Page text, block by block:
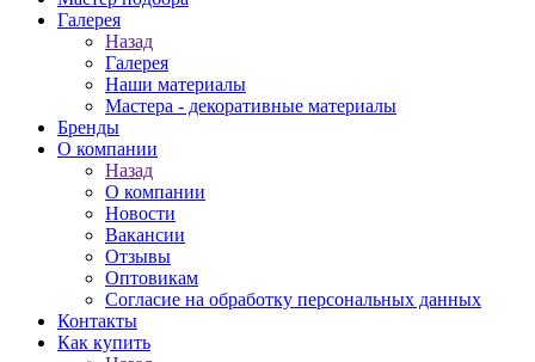
Галерея
Назад
Галерея
Наши материалы
Мастера - декоративные материалы
Бренды
О компании
Назад
О компании
Новости
Вакансии
Отзывы
Оптовикам
Cогласие на обработку персональных данных
Контакты
Как купить